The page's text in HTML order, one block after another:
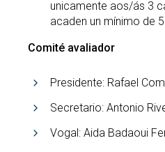
unicamente aos/ás 3
acaden un mínimo de
Comité avaliador
Presidente: Rafael
Secretario: Antonio
Vogal: Aida Badaoui